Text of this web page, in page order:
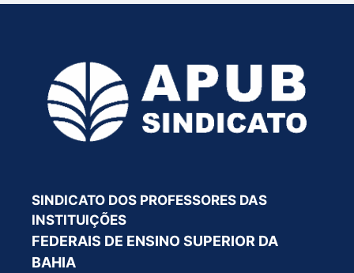
SINDICATO DOS PROFESSORES DAS
INSTITUIÇÕES
FEDERAIS DE ENSINO SUPERIOR DA
BAHIA